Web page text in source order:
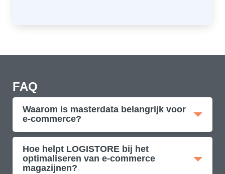
FAQ
Waarom is masterdata belangrijk voor
e-commerce?
Hoe helpt LOGISTORE bij het
optimaliseren van e-commerce
magazijnen?